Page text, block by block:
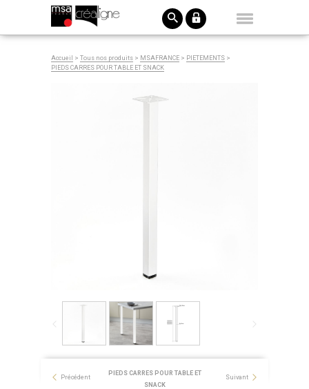
Accueil > Tous nos produits > MSAFRANCE > PIETEMENTS >
PIEDS CARRES POUR TABLE ET SNACK
Précédent
PIEDS CARRES POUR TABLE ET
SNACK
Suivant